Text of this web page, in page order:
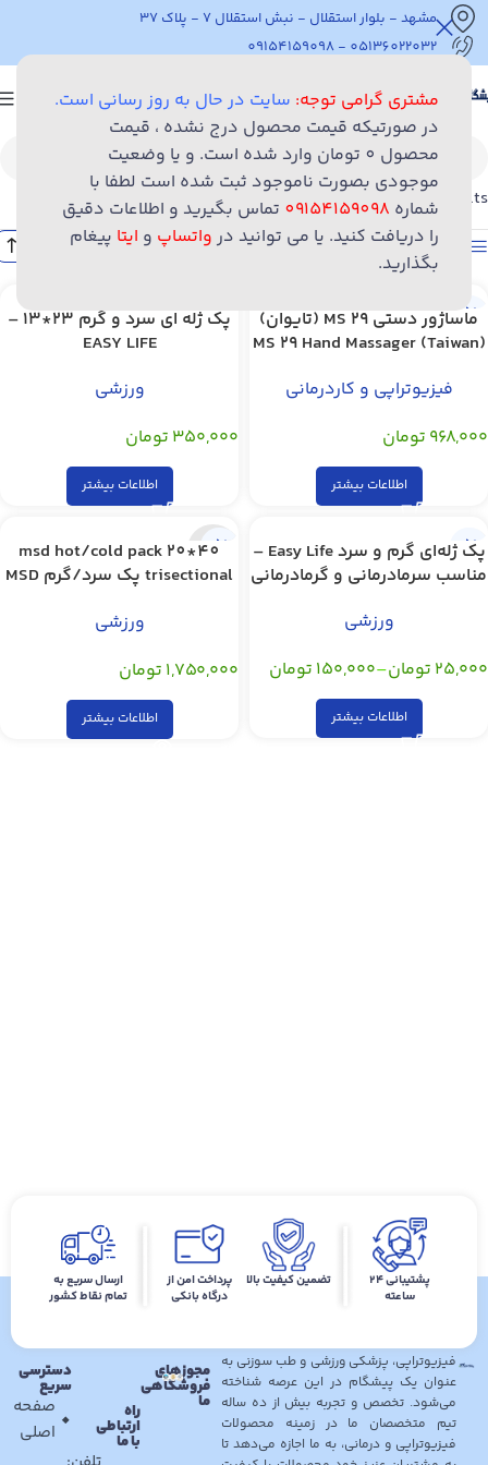
مشتری گرامی توجه: سایت در حال به روز رسانی است.
در صورتیکه قیمت محصول درج نشده ، قیمت
محصول 0 تومان وارد شده است. و یا وضعیت
موجودی بصورت ناموجود ثبت شده است لطفا با
شماره 09154159098 تماس بگیرید و اطلاعات دقیق
را دریافت کنید. یا می توانید در واتساپ و ایتا پیغام
بگذارید.
مشهد - بلوار استقلال - نبش استقلال 7 - پلاک 37
05136022032 - 09154159098
Showing all 4 results
نمایش نوار کناری
ماساژور دستی MS 29 (تایوان)
MS 29 Hand Massager (Taiwan)
فیزیوتراپی و کاردرمانی
۹۶۸,۰۰۰ تومان
اطلاعات بیشتر
پک ژله ای سرد و گرم 23*13 –
EASY LIFE
ورزشی
۳۵۰,۰۰۰ تومان
اطلاعات بیشتر
پک ژله‌ای گرم و سرد Easy Life –
مناسب سرما‌درمانی و گرما‌درمانی
ورزشی
۲۵,۰۰۰ تومان–۱۵۰,۰۰۰ تومان
اطلاعات بیشتر
ناموجود
msd hot/cold pack 20*40
trisectional پک سرد/گرم MSD
ورزشی
۱,۷۵۰,۰۰۰ تومان
اطلاعات بیشتر
پشتیبانی ۲۴
ساعته
تضمین کیفیت بالا
پرداخت امن از
درگاه بانکی
ارسال سریع به
تمام نقاط کشور
فروشگاه کالای طب پیشگامان نوین با
فیزیوتراپی، پزشکی ورزشی و طب سوزنی به
عنوان یک پیشگام در این عرصه شناخته
می‌شود. تخصص و تجربه بیش از ده ساله
تیم متخصصان ما در زمینه محصولات
فیزیوتراپی و درمانی، به ما اجازه می‌دهد تا
مجوزهای
فروشگاهی
ما راه
ارتباطی
با ما
صفحه
اصلی
دسترسی
سریع